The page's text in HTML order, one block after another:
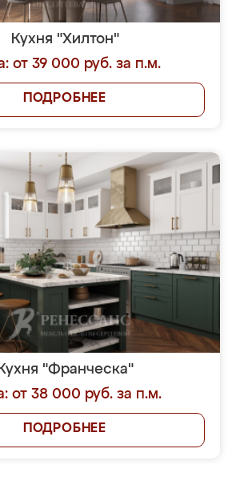
Кухня "Хилтон"
от 39 000 руб. за п.м.
ПОДРОБНЕЕ
Кухня "Франческа"
от 38 000 руб. за п.м.
ПОДРОБНЕЕ